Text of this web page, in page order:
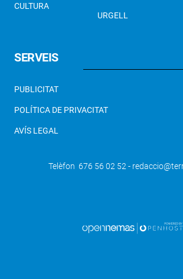
CULTURA
URGELL
SERVEIS
PUBLICITAT
POLÍTICA DE PRIVACITAT
AVÍS LEGAL
Telèfon 676 56 02 52 -